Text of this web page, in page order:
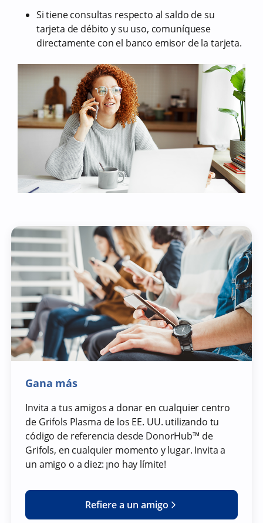
Si tiene consultas respecto al saldo de su
tarjeta de débito y su uso, comuníquese
directamente con el banco emisor de la tarjeta.
Gana más
Invita a tus amigos a donar en cualquier centro
de Grifols Plasma de los EE. UU. utilizando tu
código de referencia desde DonorHub™ de
Grifols, en cualquier momento y lugar. Invita a
un amigo o a diez: ¡no hay límite!
Refiere a un amigo